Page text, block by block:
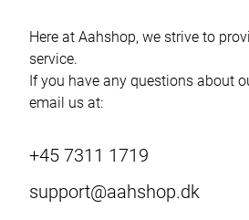
Here at Aahshop, we strive to
service.
If you have any questions about
email us at:
+45 7311 1719
support@aahshop.dk